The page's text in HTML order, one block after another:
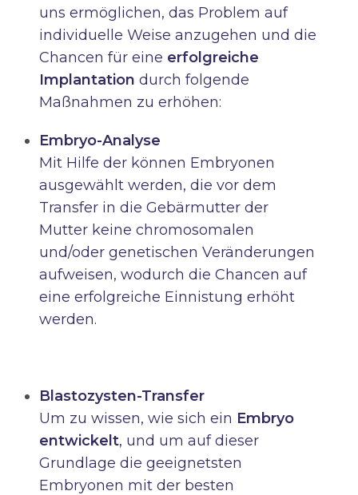
uns ermöglichen, das Problem auf
individuelle Weise anzugehen und die
Chancen für eine erfolgreiche
Implantation durch folgende
Maßnahmen zu erhöhen:
Embryo-Analyse
Mit Hilfe der können Embryonen
ausgewählt werden, die vor dem
Transfer in die Gebärmutter der
Mutter keine chromosomalen
und/oder genetischen Veränderungen
aufweisen, wodurch die Chancen auf
eine erfolgreiche Einnistung erhöht
werden.
Blastozysten-Transfer
Um zu wissen, wie sich ein Embryo
entwickelt, und um auf dieser
Grundlage die geeignetsten
Embryonen mit der besten